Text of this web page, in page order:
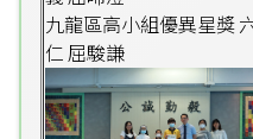
九龍區高小組優異星獎
仁 屈駿謙